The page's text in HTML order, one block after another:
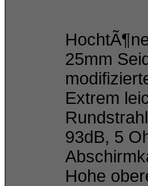
25mm
Extrem
93dB, 5
Hohe